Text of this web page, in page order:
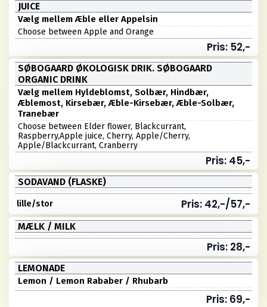
JUICE
Vælg mellem Æble eller Appelsin
Choose between Apple and Orange
Pris: 52,-
SØBOGAARD ØKOLOGISK DRIK. SØBOGAARD
ORGANIC DRINK
Vælg mellem Hyldeblomst, Solbær, Hindbær,
Æblemost, Kirsebær, Æble-Kirsebær, Æble-Solbær,
Tranebær
Choose between Elder flower, Blackcurrant,
Raspberry,Apple juice, Cherry, Apple/Cherry,
Apple/Blackcurrant, Cranberry
Pris: 45,-
SODAVAND (FLASKE)
lille/stor Pris: 42,-/57,-
MÆLK / MILK
Pris: 28,-
LEMONADE
Lemon / Lemon Rababer / Rhubarb
Pris: 69,-